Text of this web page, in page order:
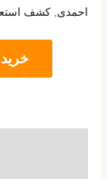
احمدی, کشف
خرید